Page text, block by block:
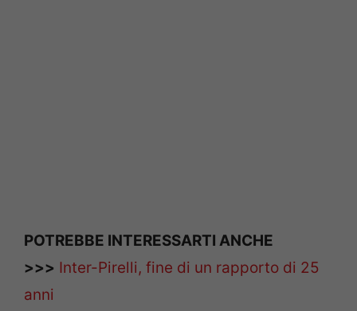
POTREBBE INTERESSARTI ANCHE
>>> Inter-Pirelli, fine di un rapporto di 25
anni